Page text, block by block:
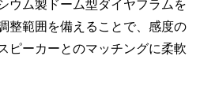
ウム製ドーム型ダイヤフラムを
整範囲を備えることで、感度の
ピーカーとのマッチングに柔軟